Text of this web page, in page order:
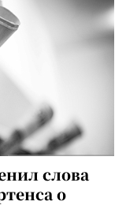
слова
о